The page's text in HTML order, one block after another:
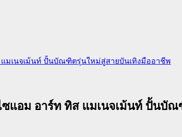
มเนจเม้นท์ ปั้นบัณฑิตรุ่นใหม่สู่สายบันเทิงมืออาชีพ
แอม อาร์ท ทิส แมเนจเม้นท์ ปั้นบั